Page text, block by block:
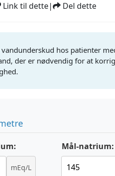
Link til dette| Del dette
hos patienter
der er nødvendig for at
mEq/L
Mål-natrium: